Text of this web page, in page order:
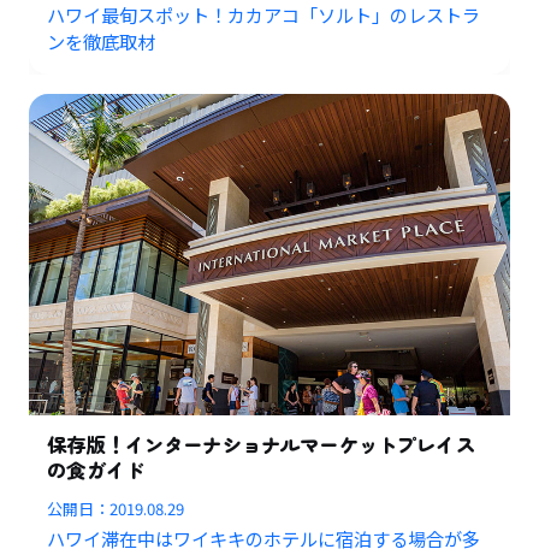
ハワイ最旬スポット！カカアコ「ソルト」のレストラ
ンを徹底取材
保存版！インターナショナルマーケットプレイス
の食ガイド
公開日：2019.08.29
ハワイ滞在中はワイキキのホテルに宿泊する場合が多